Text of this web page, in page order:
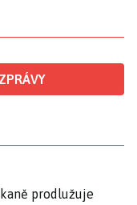
prodlužuje